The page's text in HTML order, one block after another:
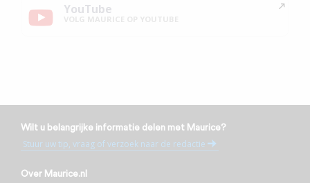
YouTube
Wilt u belangrijke informatie delen met Maurice?
Stuur uw tip, vraag of verzoek naar de redactie
Over Maurice.nl